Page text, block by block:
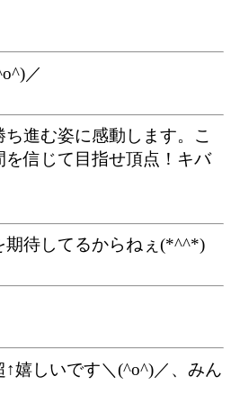
／
進む姿に感動します。こ
を信じて目指せ頂点！キバ
期待してるからねぇ(*^^*)
嬉しいです＼(^o^)／、みん